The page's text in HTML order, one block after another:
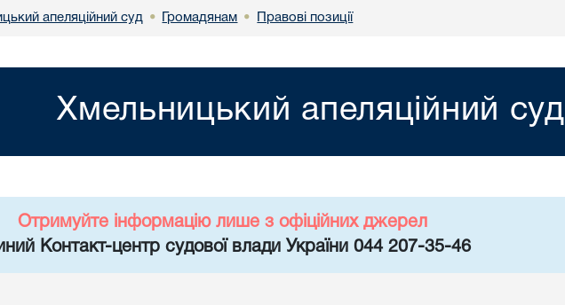
апеляційний суд • Громадянам • Правові позиції
Хмельницький апеляційний суд
Отримуйте інформацію лише з офіційних джерел
Контакт-центр судової влади України 044 207-35-46